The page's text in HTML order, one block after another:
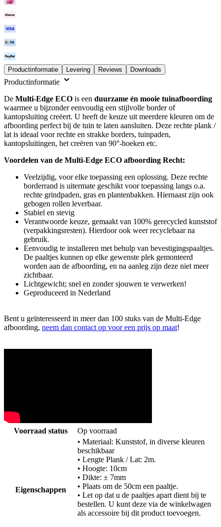
Productinformatie Levering Reviews Downloads
Productinformatie
De Multi-Edge ECO is een duurzame én mooie tuinafboording
waarmee u bijzonder eenvoudig een stijlvolle border of
kantopsluiting creëert. U heeft de keuze uit meerdere kleuren om de
afboording perfect bij de tuin te laten aansluiten. Deze rechte plank /
lat is ideaal voor rechte en strakke borders, tuinpaden,
kantopsluitingen, het creëren van 90°-hoeken etc.
Voordelen van de Multi-Edge ECO afboording Recht:
Veelzijdig, voor elke toepassing een oplossing. Deze rechte
borderrand is uitermate geschikt voor toepassing langs o.a.
rechte grindpaden, gras en plantenbakken. Hiernaast zijn ook
gebogen rollen leverbaar.
Stabiel en stevig
Verantwoorde keuze, gemaakt van 100% gerecycled kunststof
(verpakkingsresten). Hierdoor ook weer recyclebaar na
gebruik.
Eenvoudig te installeren met behulp van bevestigingspaaltjes.
De paaltjes kunnen op elke gewenste plek gemonteerd
worden aan de afboording, en na aanleg zijn deze niet meer
zichtbaar.
Lichtgewicht; snel en zonder sjouwen te verwerken!
Geproduceerd in Nederland
Bent u geïnteresseerd in meer dan 100 stuks van de Multi-Edge
afboording, neem dan contact op voor een prijs op maat!
Voorraad status Op voorraad
Eigenschappen
• Materiaal: Kunststof, in diverse kleuren
beschikbaar
• Lengte Plank / Lat: 2m.
• Hoogte: 10cm
• Dikte: ± 7mm
• Plaats om de 50cm een paaltje.
• Let op dat u de paaltjes apart dient bij te
bestellen. U kunt deze via de winkelwagen
als accessoire bij dit product toevoegen.